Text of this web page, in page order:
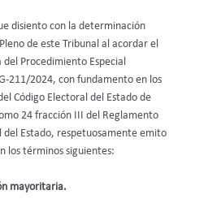
disiento con la determinación
de este Tribunal al acordar el
Procedimiento Especial
211/2024, con fundamento en los
Código Electoral del Estado de
24 fracción III del Reglamento
del Estado, respetuosamente emito
los términos siguientes:
mayoritaria.